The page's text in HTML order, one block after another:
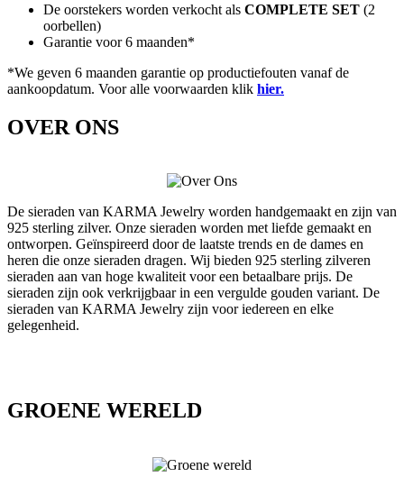
De oorstekers worden verkocht als COMPLETE SET (2
oorbellen)
Garantie voor 6 maanden*
*We geven 6 maanden garantie op productiefouten vanaf de
aankoopdatum. Voor alle voorwaarden klik hier.
OVER ONS
De sieraden van KARMA Jewelry worden handgemaakt en zijn van
925 sterling zilver. Onze sieraden worden met liefde gemaakt en
ontworpen. Geïnspireerd door de laatste trends en de dames en
heren die onze sieraden dragen. Wij bieden 925 sterling zilveren
sieraden aan van hoge kwaliteit voor een betaalbare prijs. De
sieraden zijn ook verkrijgbaar in een vergulde gouden variant. De
sieraden van KARMA Jewelry zijn voor iedereen en elke
gelegenheid.
GROENE WERELD